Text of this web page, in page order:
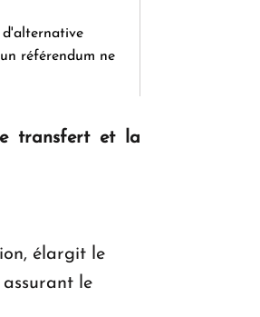
d'alternative
référendum ne
de résilience et
à Dilijan
transfert et la
élargit le
le